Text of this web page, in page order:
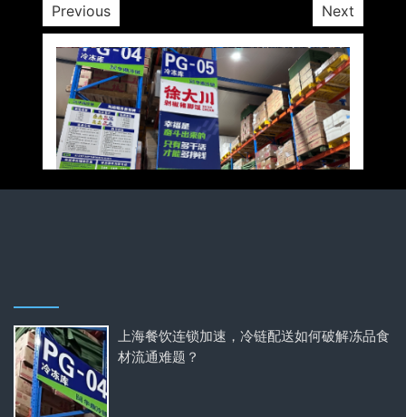
Previous Next
上海餐饮连锁加速，冷链配送如何破解冻品食
材流通难题？